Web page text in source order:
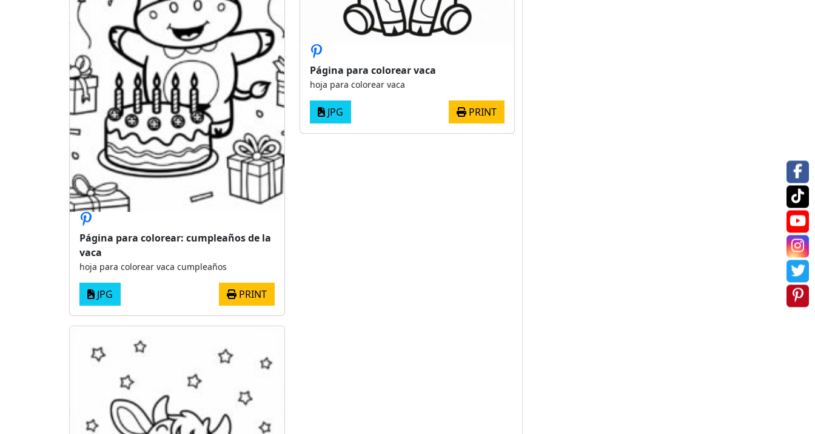
Página para colorear: cumpleaños de la
vaca
hoja para colorear vaca cumpleaños
JPG PRINT
Página para colorear vaca
hoja para colorear vaca
JPG PRINT